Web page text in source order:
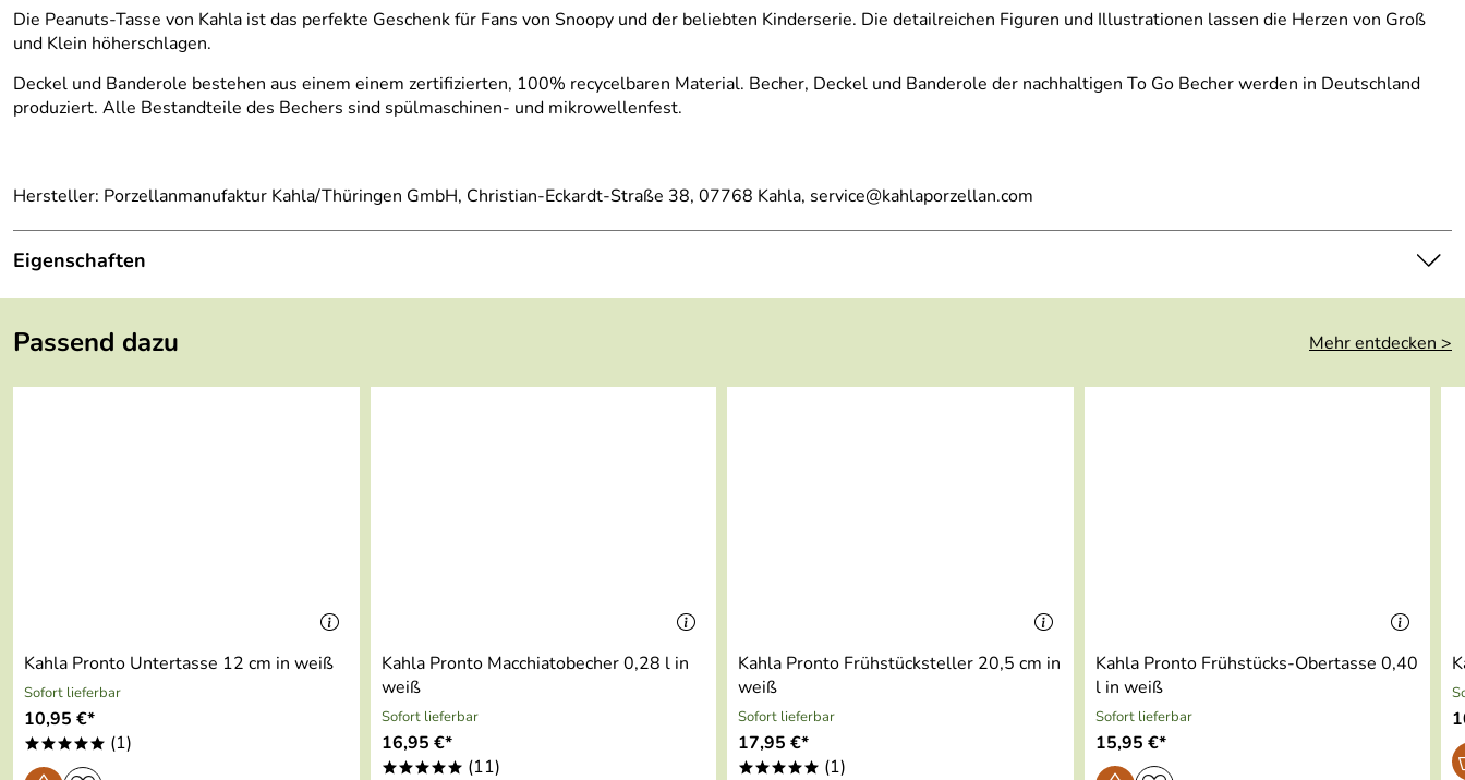
Die Peanuts-Tasse von Kahla ist das perfekte Geschenk für Fans von Snoopy und der beliebten Kinderserie. Die detailreichen Figuren und Illustrationen lassen die Herzen von Groß
und Klein höherschlagen.
Deckel und Banderole bestehen aus einem einem zertifizierten, 100% recycelbaren Material. Becher, Deckel und Banderole der nachhaltigen To Go Becher werden in Deutschland
produziert. Alle Bestandteile des Bechers sind spülmaschinen- und mikrowellenfest.
Hersteller: Porzellanmanufaktur Kahla/Thüringen GmbH, Christian-Eckardt-Straße 38, 07768 Kahla, service@kahlaporzellan.com
Eigenschaften
Material:
Passend dazu Mehr entdecken >
Kahla Pronto Untertasse 12 cm in weiß
Sofort lieferbar
10,95 €*
***** (1)
Kahla Pronto Macchiatobecher 0,28 l in
weiß
Sofort lieferbar
16,95 €*
***** (11)
Kahla Pronto Frühstücksteller 20,5 cm in
weiß
Sofort lieferbar
17,95 €*
***** (1)
Kahla Pronto Frühstücks-Obertasse 0,40
l in weiß
Sofort lieferbar
15,95 €*